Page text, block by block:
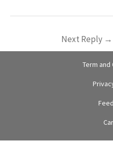
Next Reply →
Term and